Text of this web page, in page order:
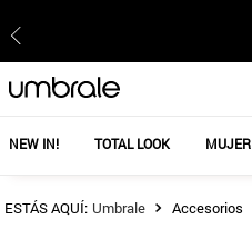
NEW IN! TOTAL LOOK MUJER
Accesorios